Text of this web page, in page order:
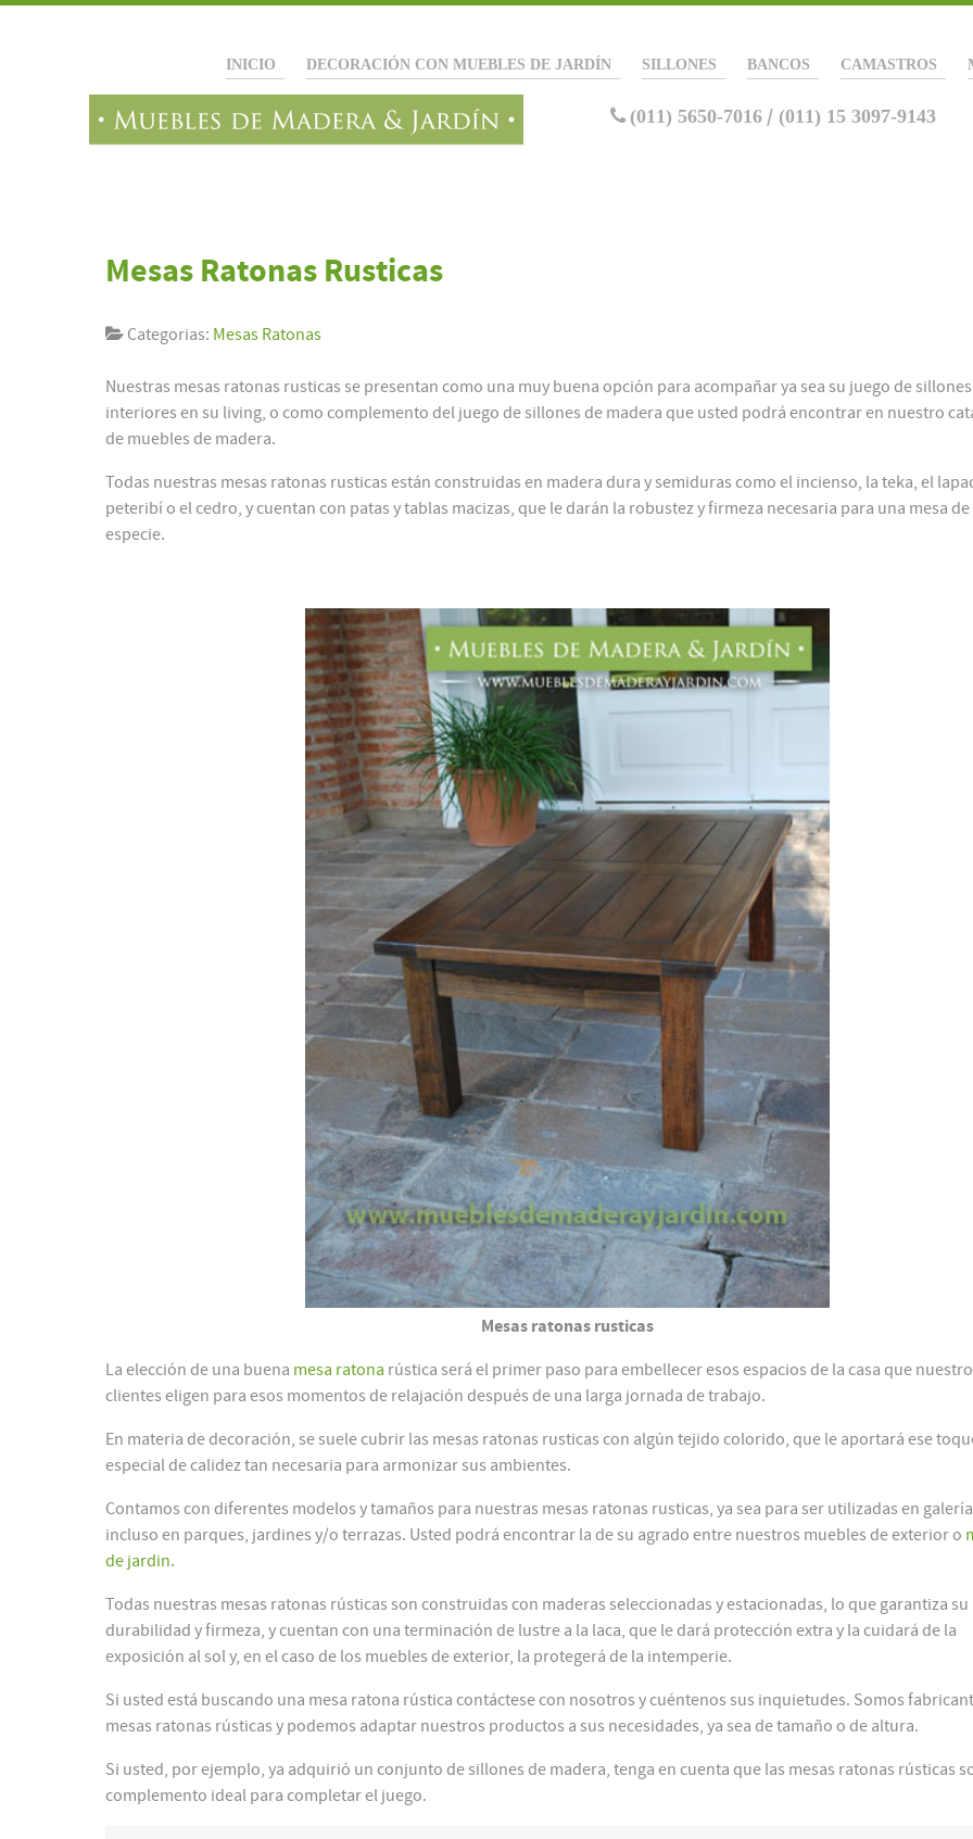
INICIO DECORACIÓN CON MUEBLES DE JARDÍN SILLONES BANCOS CAMASTROS
(011) 5650-7016 / (011) 15 3097-9143
Mesas Ratonas Rusticas
Categorias: Mesas Ratonas
Nuestras mesas ratonas rusticas se presentan como una muy buena opción para acompañar ya sea su juego de sillones
interiores en su living, o como complemento del juego de sillones de madera que usted podrá encontrar en nuestro
de muebles de madera.
Todas nuestras mesas ratonas rusticas están construidas en madera dura y semiduras como el incienso, la teka, el
peteribí o el cedro, y cuentan con patas y tablas macizas, que le darán la robustez y firmeza necesaria para una mesa de
especie.
Mesas ratonas rusticas
La elección de una buena mesa ratona rústica será el primer paso para embellecer esos espacios de la casa que
clientes eligen para esos momentos de relajación después de una larga jornada de trabajo.
En materia de decoración, se suele cubrir las mesas ratonas rusticas con algún tejido colorido, que le aportará ese
especial de calidez tan necesaria para armonizar sus ambientes.
Contamos con diferentes modelos y tamaños para nuestras mesas ratonas rusticas, ya sea para ser utilizadas en
incluso en parques, jardines y/o terrazas. Usted podrá encontrar la de su agrado entre nuestros muebles de exterior o
de jardin.
Todas nuestras mesas ratonas rústicas son construidas con maderas seleccionadas y estacionadas, lo que garantiza su
durabilidad y firmeza, y cuentan con una terminación de lustre a la laca, que le dará protección extra y la cuidará de la
exposición al sol y, en el caso de los muebles de exterior, la protegerá de la intemperie.
Si usted está buscando una mesa ratona rústica contáctese con nosotros y cuéntenos sus inquietudes. Somos
mesas ratonas rústicas y podemos adaptar nuestros productos a sus necesidades, ya sea de tamaño o de altura.
Si usted, por ejemplo, ya adquirió un conjunto de sillones de madera, tenga en cuenta que las mesas ratonas rústicas
complemento ideal para completar el juego.